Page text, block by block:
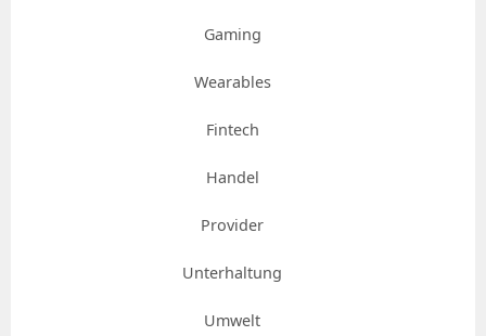
Gaming
Wearables
Fintech
Handel
Provider
Unterhaltung
Umwelt